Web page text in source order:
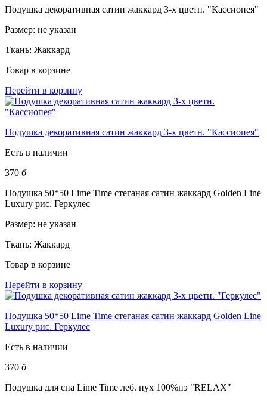
Подушка декоративная сатин жаккард 3-х цветн. "Кассиопея"
Размер: не указан
Ткань: Жаккард
Товар в корзине
Перейти в корзину
Подушка декоративная сатин жаккард 3-х цветн. "Кассиопея"
Есть в наличии
370 б
Подушка 50*50 Lime Time стеганая сатин жаккард Golden Line
Luxury рис. Геркулес
Размер: не указан
Ткань: Жаккард
Товар в корзине
Перейти в корзину
Подушка 50*50 Lime Time стеганая сатин жаккард Golden Line
Luxury рис. Геркулес
Есть в наличии
370 б
Подушка для сна Lime Time леб. пух 100%пэ "RELAX"